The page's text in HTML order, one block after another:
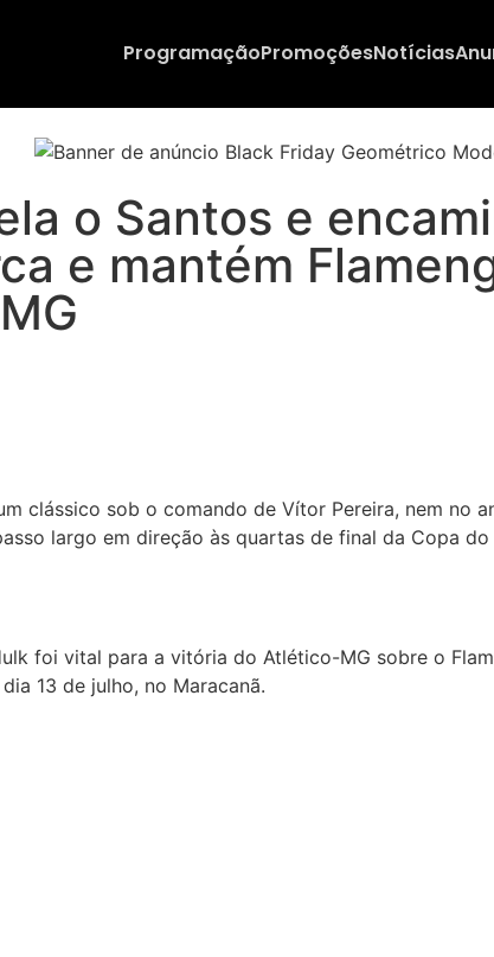
ProgramaçãoPromoçõesNotícias
o Santos e
e mantém
clássico sob o comando de Vítor Pereira, nem no
largo em direção às quartas de final da Copa
foi vital para a vitória do Atlético-MG sobre o
13 de julho, no Maracanã.